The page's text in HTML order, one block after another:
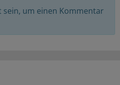
sein, um einen Kommentar